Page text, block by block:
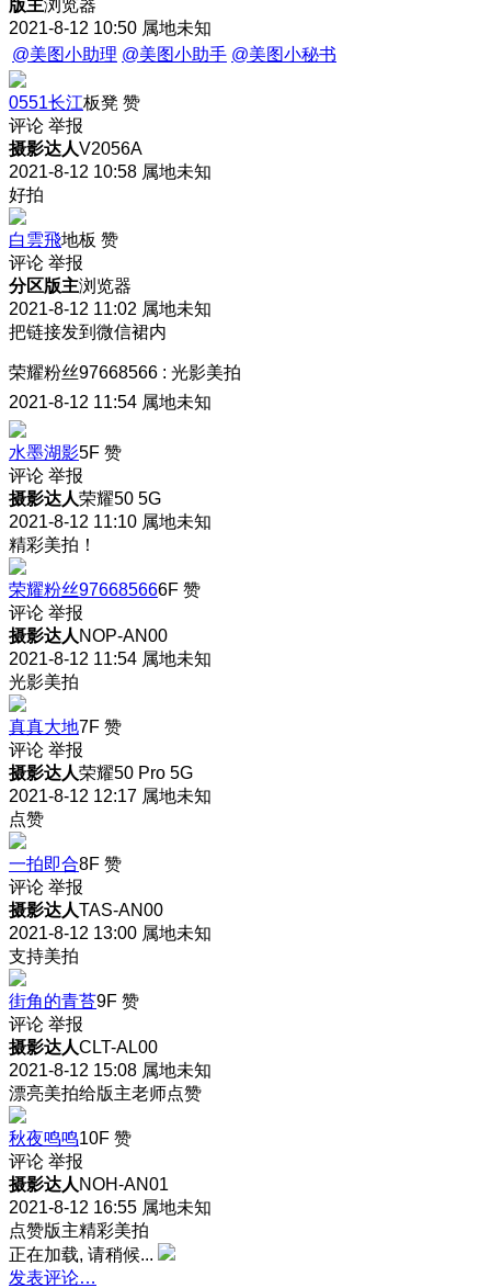
版主浏览器
2021-8-12 10:50 属地未知
@美图小助理 @美图小助手 @美图小秘书
0551长江板凳 赞
评论 举报
摄影达人V2056A
2021-8-12 10:58 属地未知
好拍
白雲飛地板 赞
评论 举报
分区版主浏览器
2021-8-12 11:02 属地未知
把链接发到微信裙内
荣耀粉丝97668566 : 光影美拍
2021-8-12 11:54 属地未知
水墨湖影5F 赞
评论 举报
摄影达人荣耀50 5G
2021-8-12 11:10 属地未知
精彩美拍！
荣耀粉丝976685666F 赞
评论 举报
摄影达人 NOP-AN00
2021-8-12 11:54 属地未知
光影美拍
真真大地7F 赞
评论 举报
摄影达人荣耀50 Pro 5G
2021-8-12 12:17 属地未知
点赞
一拍即合8F 赞
评论 举报
摄影达人TAS-AN00
2021-8-12 13:00 属地未知
支持美拍
街角的青苔9F 赞
评论 举报
摄影达人CLT-AL00
2021-8-12 15:08 属地未知
漂亮美拍给版主老师点赞
秋夜鸣鸣10F 赞
评论 举报
摄影达人 NOH-AN01
2021-8-12 16:55 属地未知
点赞版主精彩美拍
正在加载, 请稍候...
发表评论…